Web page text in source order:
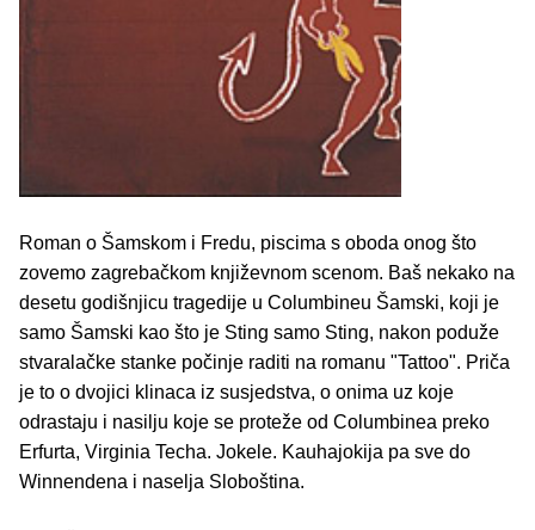
Roman o Šamskom i Fredu, piscima s oboda onog što
zovemo zagrebačkom književnom scenom. Baš nekako na
desetu godišnjicu tragedije u Columbineu Šamski, koji je
samo Šamski kao što je Sting samo Sting, nakon poduže
stvaralačke stanke počinje raditi na romanu "Tattoo". Priča
je to o dvojici klinaca iz susjedstva, o onima uz koje
odrastaju i nasilju koje se proteže od Columbinea preko
Erfurta, Virginia Techa. Jokele. Kauhajokija pa sve do
Winnendena i naselja Sloboština.